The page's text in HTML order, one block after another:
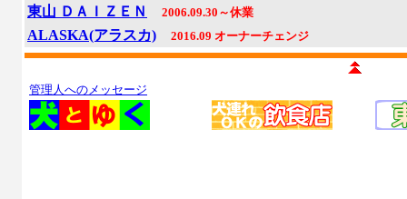
東山 ＤＡＩＺＥＮ 2006.09.30～休業
ALASKA(アラスカ) 2016.09 オーナーチェンジ
管理人へのメッセージ